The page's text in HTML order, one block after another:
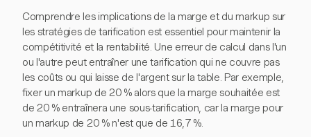
Comprendre les implications de la marge et du markup sur
les stratégies de tarification est essentiel pour maintenir la
compétitivité et la rentabilité. Une erreur de calcul dans l'un
ou l'autre peut entraîner une tarification qui ne couvre pas
les coûts ou qui laisse de l'argent sur la table. Par exemple,
fixer un markup de 20 % alors que la marge souhaitée est
de 20 % entraînera une sous-tarification, car la marge pour
un markup de 20 % n'est que de 16,7 %.